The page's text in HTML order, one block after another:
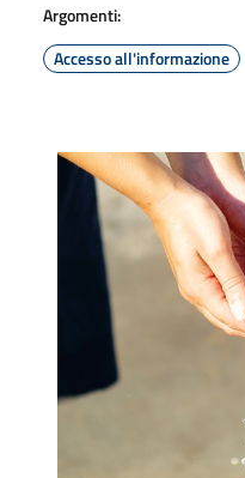
Argomenti:
Accesso all'informazione